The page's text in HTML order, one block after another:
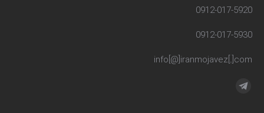
0912-017-5920
0912-017-5930
info[@]iranmojavez[.]com
مارا در اینجا پیدا کنید:
تلگرام